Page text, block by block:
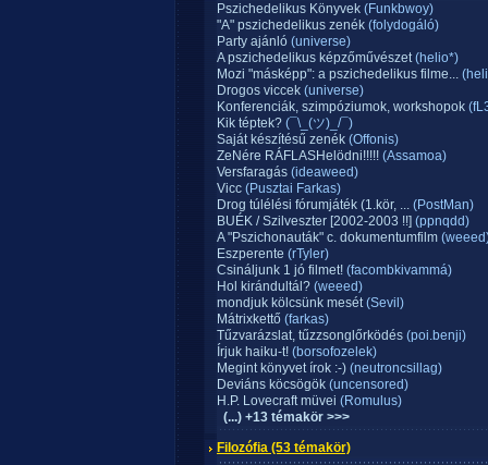
Pszichedelikus Könyvek (Funkbwoy)
"A" pszichedelikus zenék (folydogáló)
Party ajánló (universe)
A pszichedelikus képzőművészet(helio*)
Mozi "másképp": a pszichedelikus filme...
Drogos viccek (universe)
Konferenciák, szimpóziumok, workshopok
Kik téptek? (¯\_(ツ)_/¯)
Saját készítésű zenék (Offonis)
ZeNére RÁFLASHelödni!!!!! (Assamoa)
Versfaragás (ideaweed)
Vicc (Pusztai Farkas)
Drog túlélési fórumjáték (1.kör, ... (PostMan)
BUÉK / Szilveszter [2002-2003 !!] (ppnqdd)
A "Pszichonauták" c. dokumentumfilm
Eszperente (rTyler)
Csináljunk 1 jó filmet! (facombkivammá)
Hol kirándultál? (weeed)
mondjuk kölcsünk mesét(Sevil)
Mátrixkettő (farkas)
Tűzvarázslat, tűzzsonglőrködés (poi.benji)
Írjuk haiku-t! (borsofozelek)
Megint könyvet írok :-) (neutroncsillag)
Deviáns köcsögök (uncensored)
H.P. Lovecraft müvei (Romulus)
(...) +13 témakör >>>
Filozófia (53 témakör)